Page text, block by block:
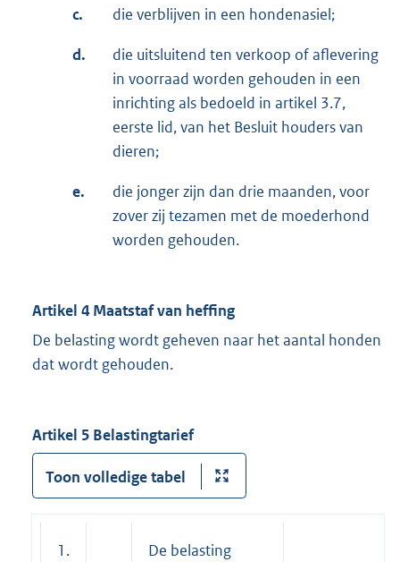
c. die verblijven in een hondenasiel;
d.
die uitsluitend ten verkoop of aflevering
in voorraad worden gehouden in een
inrichting als bedoeld in artikel 3.7,
eerste lid, van het Besluit houders van
dieren;
e.
die jonger zijn dan drie maanden, voor
zover zij tezamen met de moederhond
worden gehouden.
Artikel 4 Maatstaf van heffing
De belasting wordt geheven naar het aantal honden
dat wordt gehouden.
Artikel 5 Belastingtarief
Toon volledige tabel
1. De belasting